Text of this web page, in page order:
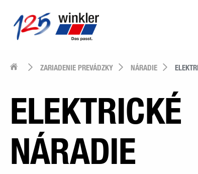
ZARIADENIE PREVÁDZKY NÁRADIE
ELEKTRICKÉ
NÁRADIE